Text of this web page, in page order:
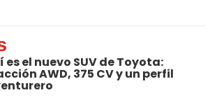
es el nuevo SUV de Toyota:
AWD, 375 CV y un perfil